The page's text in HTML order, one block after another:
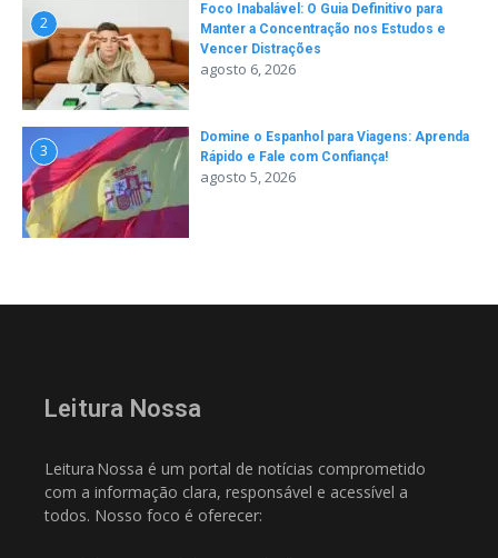
2
Foco Inabalável: O Guia Definitivo para
Manter a Concentração nos Estudos e
Vencer Distrações
agosto 6, 2026
3
Domine o Espanhol para Viagens: Aprenda
Rápido e Fale com Confiança!
agosto 5, 2026
Leitura Nossa
Leitura Nossa é um portal de notícias comprometido
com a informação clara, responsável e acessível a
todos. Nosso foco é oferecer: